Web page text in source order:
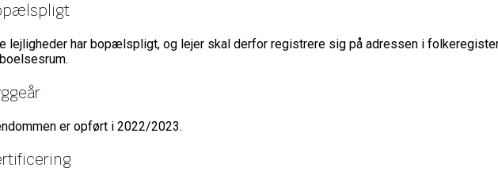
lejligheder har bopælspligt, og lejer skal derfor registrere sig på adressen i
er opført i 2022/2023.